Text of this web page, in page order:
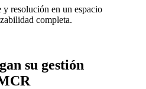
resolución en un espacio
completa.
su gestión